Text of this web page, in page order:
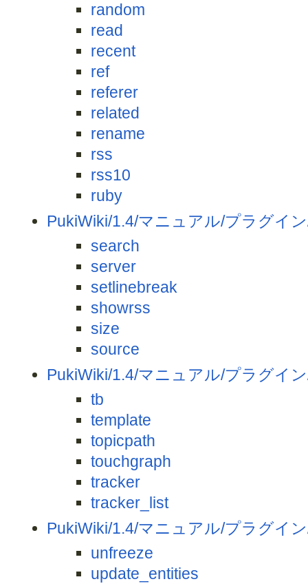
random
read
recent
ref
referer
related
rename
rss
rss10
ruby
PukiWiki/1.4/マニュアル/プラグイ
search
server
setlinebreak
showrss
size
source
PukiWiki/1.4/マニュアル/プラグイ
tb
template
topicpath
touchgraph
tracker
tracker_list
PukiWiki/1.4/マニュアル/プラグイ
unfreeze
update_entities